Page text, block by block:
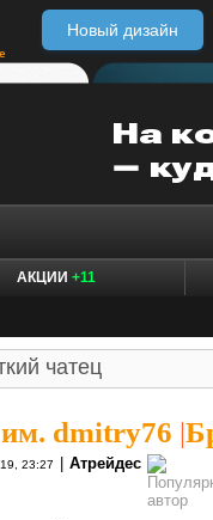
Новый дизайн
АКЦИИ +11
dmitry76 |
23:27 Атрейдес